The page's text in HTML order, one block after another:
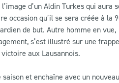
d’un Aldin Turkes qui aura
occasion qu’il se sera créée à la
de but. Autre homme en vue,
s’est illustré sur une frappe
aux Lausannois.
et enchaîne avec un nouveau